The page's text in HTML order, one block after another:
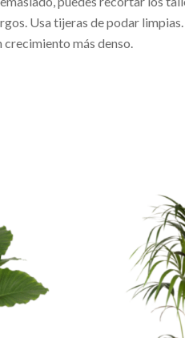
Usa tijeras de podar limpias.
más denso.